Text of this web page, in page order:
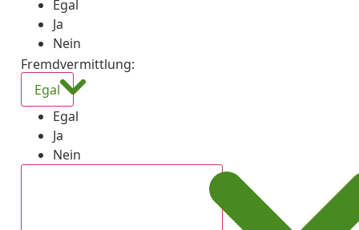
Egal
Ja
Nein
Fremdvermittlung:
Egal
Egal
Ja
Nein